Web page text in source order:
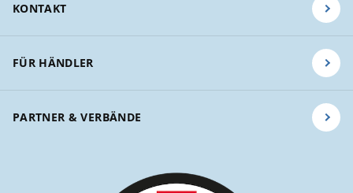
KONTAKT
FÜR HÄNDLER
PARTNER & VERBÄNDE